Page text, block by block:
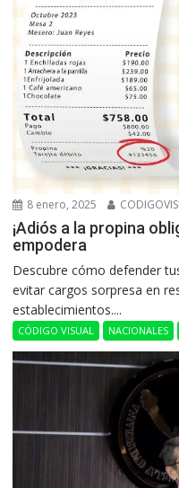
8 enero, 2025
¡Adiós a la propina
empodera
Descubre cómo defender
evitar cargos sorpresa en
establecimientos....
CÓDIGO VISUAL NACIONALES